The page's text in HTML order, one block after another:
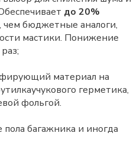
до 20%
, чем бюджетные аналоги,
мастики. Понижение
материал на
герметика,
фольгой.
багажника и иногда